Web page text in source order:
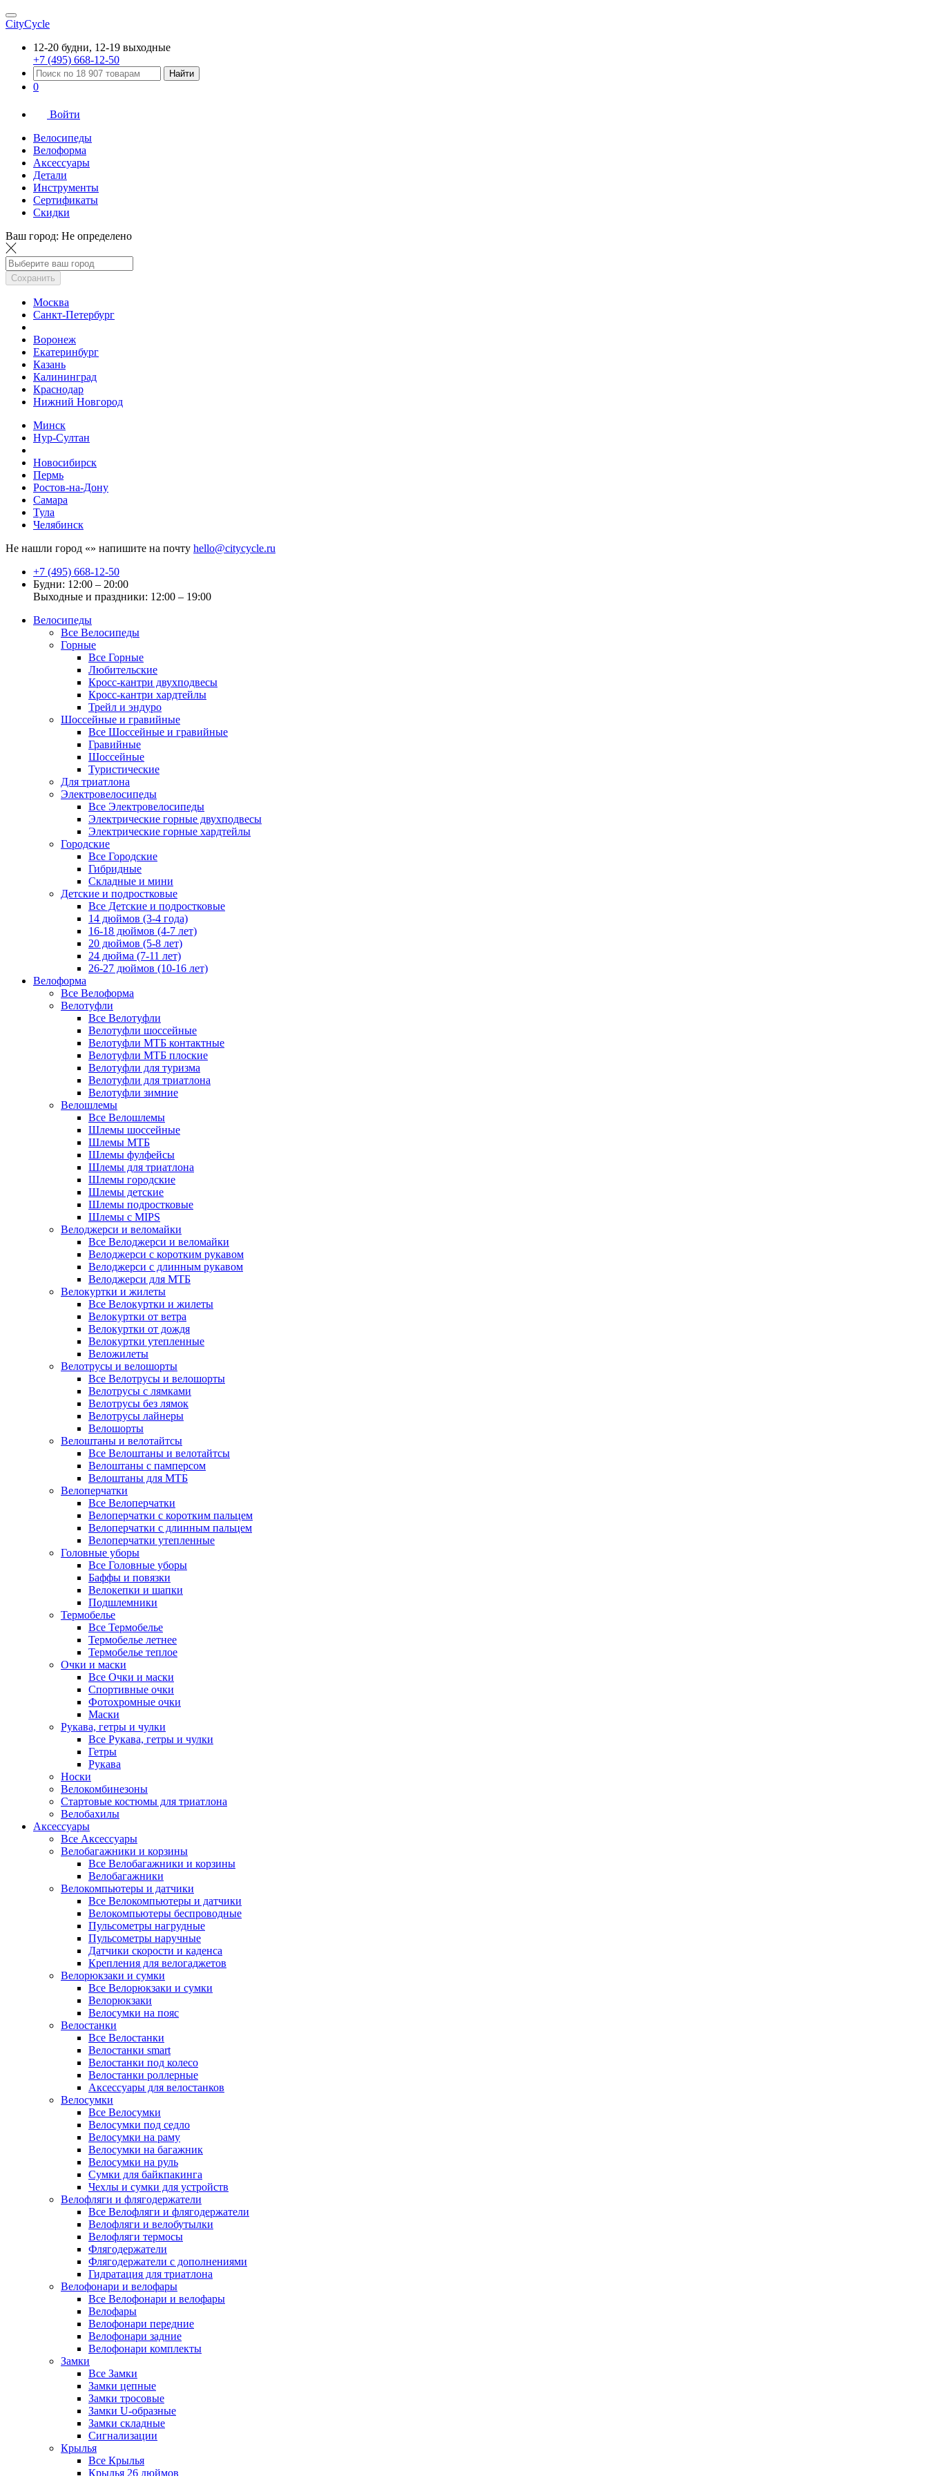
CityCycle
12-20 будни, 12-19 выходные
+7 (495) 668-12-50
Найти
0
Войти
Велосипеды
Велоформа
Аксессуары
Детали
Инструменты
Сертификаты
Скидки
Ваш город: Не определено
Сохранить
Москва
Санкт-Петербург
Воронеж
Екатеринбург
Казань
Калининград
Краснодар
Нижний Новгород
Минск
Нур-Султан
Новосибирск
Пермь
Ростов-на-Дону
Самара
Тула
Челябинск
Не нашли город «» напишите на почту hello@citycycle.ru
+7 (495) 668-12-50
Будни: 12:00 – 20:00
Выходные и праздники: 12:00 – 19:00
Велосипеды
Все Велосипеды
Горные
Все Горные
Любительские
Кросс-кантри двухподвесы
Кросс-кантри хардтейлы
Трейл и эндуро
Шоссейные и гравийные
Все Шоссейные и гравийные
Гравийные
Шоссейные
Туристические
Для триатлона
Электровелосипеды
Все Электровелосипеды
Электрические горные двухподвесы
Электрические горные хардтейлы
Городские
Все Городские
Гибридные
Складные и мини
Детские и подростковые
Все Детские и подростковые
14 дюймов (3-4 года)
16-18 дюймов (4-7 лет)
20 дюймов (5-8 лет)
24 дюйма (7-11 лет)
26-27 дюймов (10-16 лет)
Велоформа
Все Велоформа
Велотуфли
Все Велотуфли
Велотуфли шоссейные
Велотуфли МТБ контактные
Велотуфли МТБ плоские
Велотуфли для туризма
Велотуфли для триатлона
Велотуфли зимние
Велошлемы
Все Велошлемы
Шлемы шоссейные
Шлемы МТБ
Шлемы фулфейсы
Шлемы для триатлона
Шлемы городские
Шлемы детские
Шлемы подростковые
Шлемы с MIPS
Велоджерси и веломайки
Все Велоджерси и веломайки
Велоджерси с коротким рукавом
Велоджерси с длинным рукавом
Велоджерси для МТБ
Велокуртки и жилеты
Все Велокуртки и жилеты
Велокуртки от ветра
Велокуртки от дождя
Велокуртки утепленные
Веложилеты
Велотрусы и велошорты
Все Велотрусы и велошорты
Велотрусы с лямками
Велотрусы без лямок
Велотрусы лайнеры
Велошорты
Велоштаны и велотайтсы
Все Велоштаны и велотайтсы
Велоштаны с памперсом
Велоштаны для МТБ
Велоперчатки
Все Велоперчатки
Велоперчатки с коротким пальцем
Велоперчатки с длинным пальцем
Велоперчатки утепленные
Головные уборы
Все Головные уборы
Баффы и повязки
Велокепки и шапки
Подшлемники
Термобелье
Все Термобелье
Термобелье летнее
Термобелье теплое
Очки и маски
Все Очки и маски
Спортивные очки
Фотохромные очки
Маски
Рукава, гетры и чулки
Все Рукава, гетры и чулки
Гетры
Рукава
Носки
Велокомбинезоны
Стартовые костюмы для триатлона
Велобахилы
Аксессуары
Все Аксессуары
Велобагажники и корзины
Все Велобагажники и корзины
Велобагажники
Велокомпьютеры и датчики
Все Велокомпьютеры и датчики
Велокомпьютеры беспроводные
Пульсометры нагрудные
Пульсометры наручные
Датчики скорости и каденса
Крепления для велогаджетов
Велорюкзаки и сумки
Все Велорюкзаки и сумки
Велорюкзаки
Велосумки на пояс
Велостанки
Все Велостанки
Велостанки smart
Велостанки под колесо
Велостанки роллерные
Аксессуары для велостанков
Велосумки
Все Велосумки
Велосумки под седло
Велосумки на раму
Велосумки на багажник
Велосумки на руль
Сумки для байкпакинга
Чехлы и сумки для устройств
Велофляги и флягодержатели
Все Велофляги и флягодержатели
Велофляги и велобутылки
Велофляги термосы
Флягодержатели
Флягодержатели с дополнениями
Гидратация для триатлона
Велофонари и велофары
Все Велофонари и велофары
Велофары
Велофонари передние
Велофонари задние
Велофонари комплекты
Замки
Все Замки
Замки цепные
Замки тросовые
Замки U-образные
Замки складные
Сигнализации
Крылья
Все Крылья
Крылья 26 дюймов